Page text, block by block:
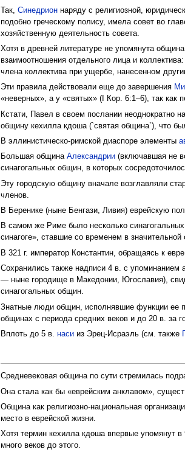
Так,Синедрион наряду с религиозной,
подобно греческому полису, имела совет во
хозяйственную деятельность совета.
Хотя в древней литературе не упомянута
взаимоотношения отдельного лица и
члена коллектива при ущербе, нанесенном
Эти правила действовали еще до завершения
«неверных», а у «святых» (I Кор. 6:1–6), так как
Кстати, Павел в своем послании неоднократно
общину кехилла кдоша (`святая община`), что
В эллинистическо-римской диаспоре элементы
Большая общинаАлександрии (включавшая не
синагогальных общин, в которых
Эту городскую общину вначале возглавляли
членов.
В Беренике (ныне Бенгази, Ливия) еврейскую
В самом же Риме было несколько синагогальных
синагоге», ставшие со временем в
В 321 г. император Константин, обращаясь к
Сохранились также надписи 4 в. с упоминанием
— ныне городище в Македонии, Югославия),
синагогальных общин.
Знатные люди общин, исполнявшие функции ее
общинах с периода средних веков и до 20 в. за
Вплоть до 5 в.наси из Эрец-Исраэль (см. также
Средневековая община по сути стремилась
Она стала как бы «еврейским анклавом»,
Община как религиозно-национальная
место в еврейской жизни.
Хотя термин кехилла кдоша впервые упомянут в
много веков до этого.